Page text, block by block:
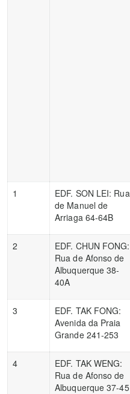
1
EDF. SON LEI: Rua
de Manuel de
Arriaga 64-64B
2
EDF. CHUN FONG:
Rua de Afonso de
Albuquerque 38-
40A
3
EDF. TAK FONG:
Avenida da Praia
Grande 241-253
4
EDF. TAK WENG:
Rua de Afonso de
Albuquerque 37-45